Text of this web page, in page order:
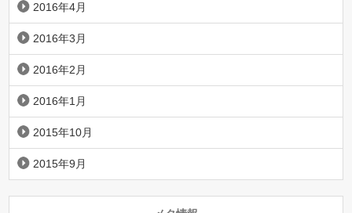
2016年4月
2016年3月
2016年2月
2016年1月
2015年10月
2015年9月